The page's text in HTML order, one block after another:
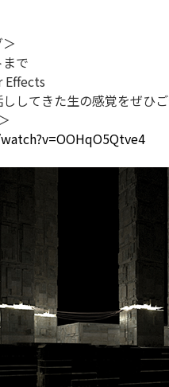
で
Effects
してきた生の感覚をぜひ